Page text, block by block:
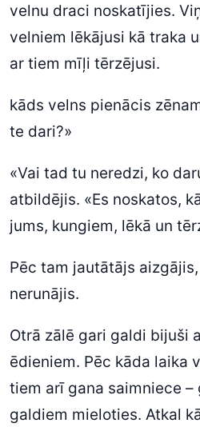
velnu draci noskatījies.
velniem lēkājusi kā traka
ar tiem mīļi tērzējusi.
kāds velns pienācis
te dari?»
«Vai tad tu neredzi, ko
atbildējis. «Es noskatos,
jums, kungiem, lēkā un
Pēc tam jautātājs
nerunājis.
Otrā zālē gari galdi bijuši
ēdieniem. Pēc kāda laika
tiem arī gana saimniece –
galdiem mieloties. Atkal